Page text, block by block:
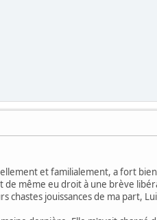
et familialement, a fort
même eu droit à une brève
chastes jouissances de ma part,